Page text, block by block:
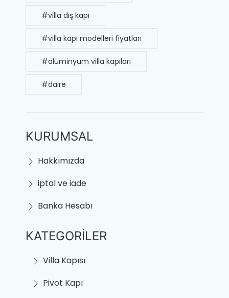
#villa dış kapı
#villa kapı modelleri fiyatları
#alüminyum villa kapıları
#daire
KURUMSAL
Hakkımızda
iptal ve iade
Banka Hesabı
KATEGORİLER
Villa Kapısı
Pivot Kapı